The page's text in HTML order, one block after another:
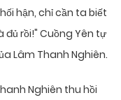
hận, chỉ cần ta biết
rồi!" Cuồng Yên tự
Lâm Thanh Nghiên.
Nghiên thu hồi